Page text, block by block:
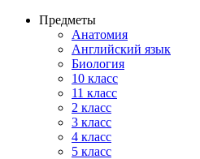
Предметы
Анатомия
Английский язык
Биология
10 класс
11 класс
2 класс
3 класс
4 класс
5 класс